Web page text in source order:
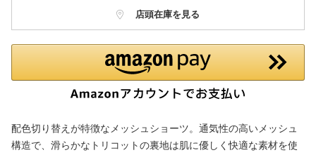
店頭在庫を見る
配色切り替えが特徴なメッシュショーツ。通気性の高いメッシュ
構造で、滑らかなトリコットの裏地は肌に優しく快適な素材を使